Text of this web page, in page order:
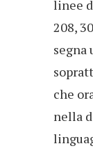
linee
208,
segna
che
nella